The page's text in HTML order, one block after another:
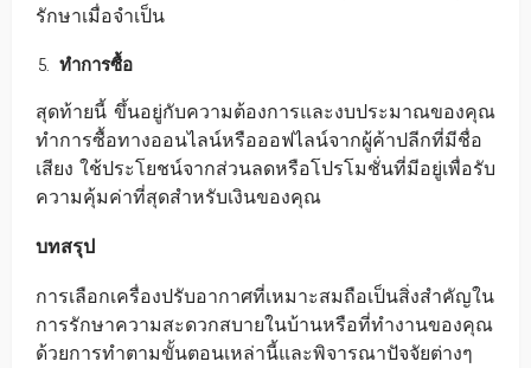
รักษาเมื่อจำเป็น
ทำการซื้อ
สุดท้ายนี้ ขึ้นอยู่กับความต้องการและงบประมาณของคุณ
ทำการซื้อทางออนไลน์หรือออฟไลน์จากผู้ค้าปลีกที่มีชื่อ
เสียง ใช้ประโยชน์จากส่วนลดหรือโปรโมชั่นที่มีอยู่เพื่อรับ
ความคุ้มค่าที่สุดสำหรับเงินของคุณ
บทสรุป
การเลือกเครื่องปรับอากาศที่เหมาะสมถือเป็นสิ่งสำคัญใน
การรักษาความสะดวกสบายในบ้านหรือที่ทำงานของคุณ
ด้วยการทำตามขั้นตอนเหล่านี้และพิจารณาปัจจัยต่างๆ